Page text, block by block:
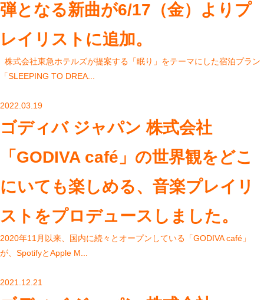
弾となる新曲が6/17（金）よりプ
レイリストに追加。
株式会社東急ホテルズが提案する「眠り」をテーマにした宿泊プラン
「SLEEPING TO DREA...
2022.03.19
ゴディバ ジャパン 株式会社
「GODIVA café」の世界観をどこ
にいても楽しめる、音楽プレイリ
ストをプロデュースしました。
2020年11月以来、国内に続々とオープンしている「GODIVA café」
が、SpotifyとApple M...
2021.12.21